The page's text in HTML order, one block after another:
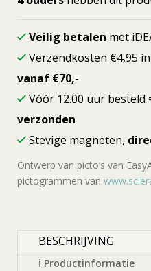
Veilig betalen met
Verzendkosten €4,95
vanaf €70,-
Vóór 12.00 uur besteld
verzonden
Stevige magneten,
Ontwerp van picto’s van
pictogrammen van
BESCHRIJVING
ℹ Productinformatie